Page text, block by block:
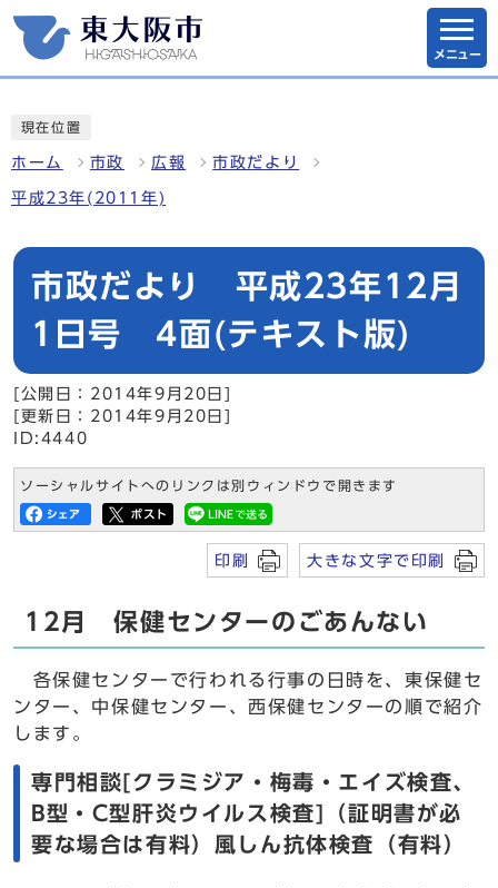
メニュー
現在位置
ホーム 市政 広報 市政だより
平成23年(2011年)
市政だより 平成23年12月
1日号 4面(テキスト版)
[公開日：2014年9月20日]
[更新日：2014年9月20日]
ID:4440
ソーシャルサイトへのリンクは別ウィンドウで開きます
印刷 大きな文字で印刷
12月 保健センターのごあんない
各保健センターで行われる行事の日時を、東保健セ
ンター、中保健センター、西保健センターの順で紹介
します。
専門相談[クラミジア・梅毒・エイズ検査、
B型・C型肝炎ウイルス検査]（証明書が必
要な場合は有料）風しん抗体検査（有料）